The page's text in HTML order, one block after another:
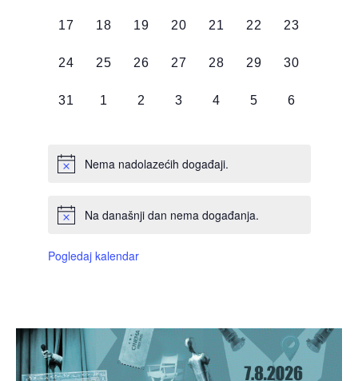
0
17
0
18
0
19
0
20
0
21
0
22
0
23
0
24
0
25
0
26
0
27
0
28
0
29
0
30
0
31
0
1
0
2
0
3
0
4
0
5
0
6
Nema nadolazećih događaji.
Na današnji dan nema događanja.
Pogledaj kalendar